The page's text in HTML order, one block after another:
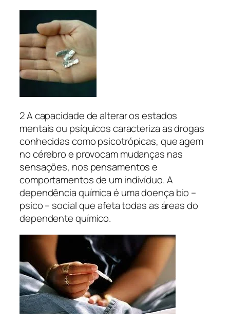
2 A capacidade de alterar os estados
mentais ou psíquicos caracteriza as drogas
conhecidas como psicotrópicas, que agem
no cérebro e provocam mudanças nas
sensações, nos pensamentos e
comportamentos de um indivíduo. A
dependência química é uma doença bio –
psico – social que afeta todas as áreas do
dependente químico.